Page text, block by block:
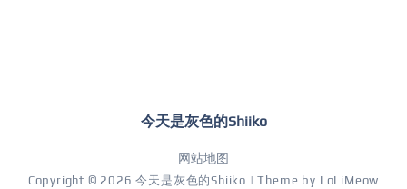
今天是灰色的Shiiko
网站地图
Copyright © 2026今天是灰色的Shiiko | Theme by LoLiMeow